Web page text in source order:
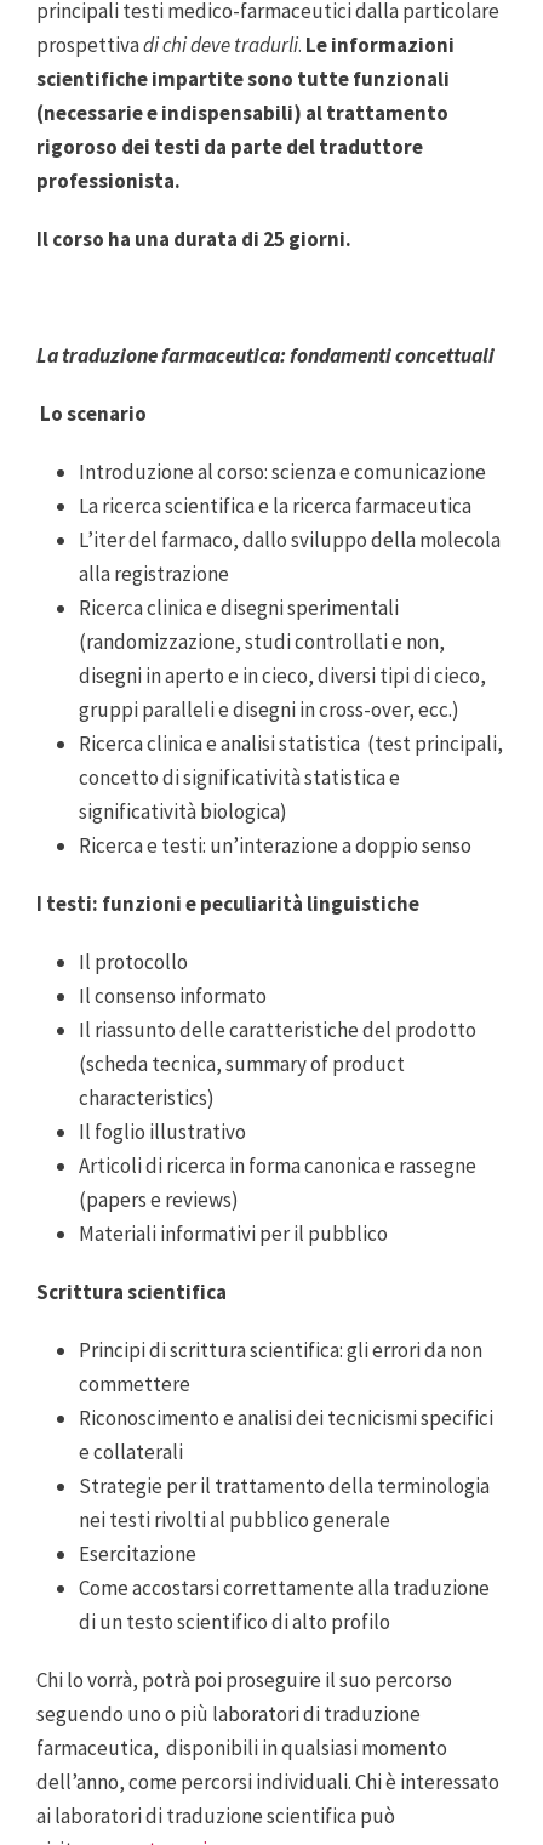
principali testi medico-farmaceutici dalla particolare
prospettivadi chi deve tradurli. Le informazioni
scientifiche impartite sono tutte funzionali
(necessarie e indispensabili) al trattamento
rigoroso dei testi da parte del traduttore
professionista.
Il corso ha una durata di 25 giorni.
La traduzione farmaceutica: fondamenti concettuali
Lo scenario
Introduzione al corso: scienza e comunicazione
La ricerca scientifica e la ricerca farmaceutica
L’iter del farmaco, dallo sviluppo della molecola
alla registrazione
Ricerca clinica e disegni sperimentali
(randomizzazione, studi controllati e non,
disegni in aperto e in cieco, diversi tipi di cieco,
gruppi paralleli e disegni in cross-over, ecc.)
Ricerca clinica e analisi statistica (test principali,
concetto di significatività statistica e
significatività biologica)
Ricerca e testi: un’interazione a doppio senso
I testi: funzioni e peculiarità linguistiche
Il protocollo
Il consenso informato
Il riassunto delle caratteristiche del prodotto
(scheda tecnica, summary of product
characteristics)
Il foglio illustrativo
Articoli di ricerca in forma canonica e rassegne
(papers e reviews)
Materiali informativi per il pubblico
Scrittura scientifica
Principi di scrittura scientifica: gli errori da non
commettere
Riconoscimento e analisi dei tecnicismi specifici
e collaterali
Strategie per il trattamento della terminologia
nei testi rivolti al pubblico generale
Esercitazione
Come accostarsi correttamente alla traduzione
di un testo scientifico di alto profilo
Chi lo vorrà, potrà poi proseguire il suo percorso
seguendo uno o più laboratori di traduzione
farmaceutica, disponibili in qualsiasi momento
dell’anno, come percorsi individuali. Chi è interessato
ai laboratori di traduzione scientifica può